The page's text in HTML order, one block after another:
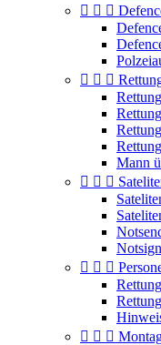
  
  
Mann
  
  
  